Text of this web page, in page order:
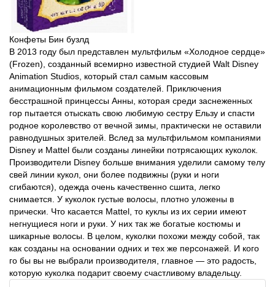
Конфеты Бин бузлд
В 2013 году был представлен мультфильм «Холодное сердце»
(Frozen), созданный всемирно известной студией Walt Disney
Animation Studios, который стал самым кассовым
анимационным фильмом создателей. Приключения
бесстрашной принцессы Анны, которая среди заснеженных
гор пытается отыскать свою любимую сестру Ельзу и спасти
родное королевство от вечной зимы, практически не оставили
равнодушных зрителей. Вслед за мультфильмом компаниями
Disney и Mattel были созданы линейки потрясающих куколок.
Производители Disney больше внимания уделили самому телу
свей линии кукол, они более подвижны (руки и ноги
сгибаются), одежда очень качественно сшита, легко
снимается. У куколок густые волосы, плотно уложены в
прически. Что касается Mattel, то куклы из их серии имеют
негнущиеся ноги и руки. У них так же богатые костюмы и
шикарные волосы. В целом, куколки похожи между собой, так
как созданы на основании одних и тех же персонажей. И кого
го бы вы не выбрали производителя, главное — это радость,
которую куколка подарит своему счастливому владельцу.